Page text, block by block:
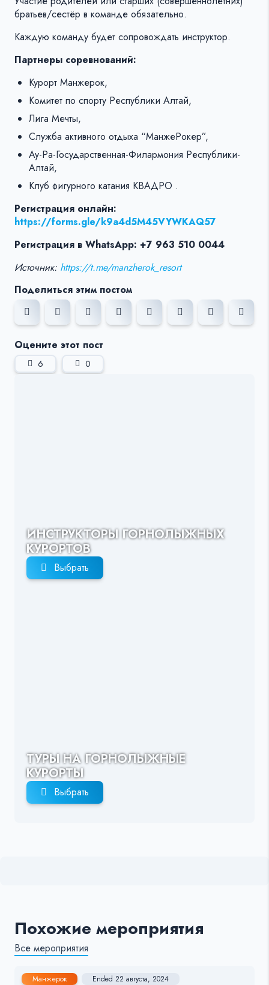
братьев/сестёр в команде обязательно.
Каждую команду будет сопровождать инструктор.
Партнеры соревнований:
Курорт Манжерок,
Комитет по спорту Республики Алтай,
Лига Мечты,
Служба активного отдыха “МанжеРокер”,
Ау-Ра-Государственная-Филармония Республики-
Алтай,
Клуб фигурного катания КВАДРО .
Регистрация онлайн:
https://forms.gle/k9a4d5M45VYWKAQ57
Регистрация в WhatsApp: +7 963 510 0044
Источник: https://t.me/manzherok_resort
Поделиться этим постом
Оцените этот пост
6 0
ИНСТРУКТОРЫ ГОРНОЛЫЖНЫХ
КУРОРТОВ
Выбрать
ТУРЫ НА ГОРНОЛЫЖНЫЕ
КУРОРТЫ
Выбрать
Похожие мероприятия
Все мероприятия
Манжерок Ended 22 августа, 2024